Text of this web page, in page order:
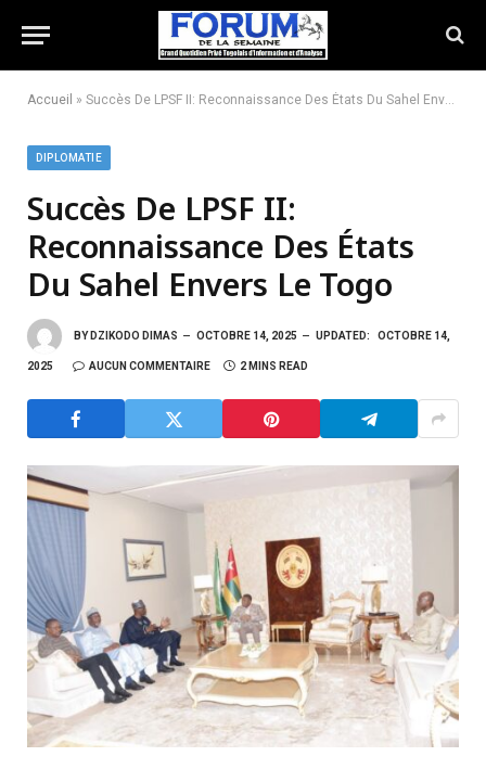
Accueil » Succès De LPSF II: Reconnaissance Des États Du Sahel Envers Le Togo
DIPLOMATIE
Succès De LPSF II:
Reconnaissance Des États
Du Sahel Envers Le Togo
BY DZIKODO DIMAS OCTOBRE 14, 2025 UPDATED: OCTOBRE 14,
2025 AUCUN COMMENTAIRE 2 MINS READ